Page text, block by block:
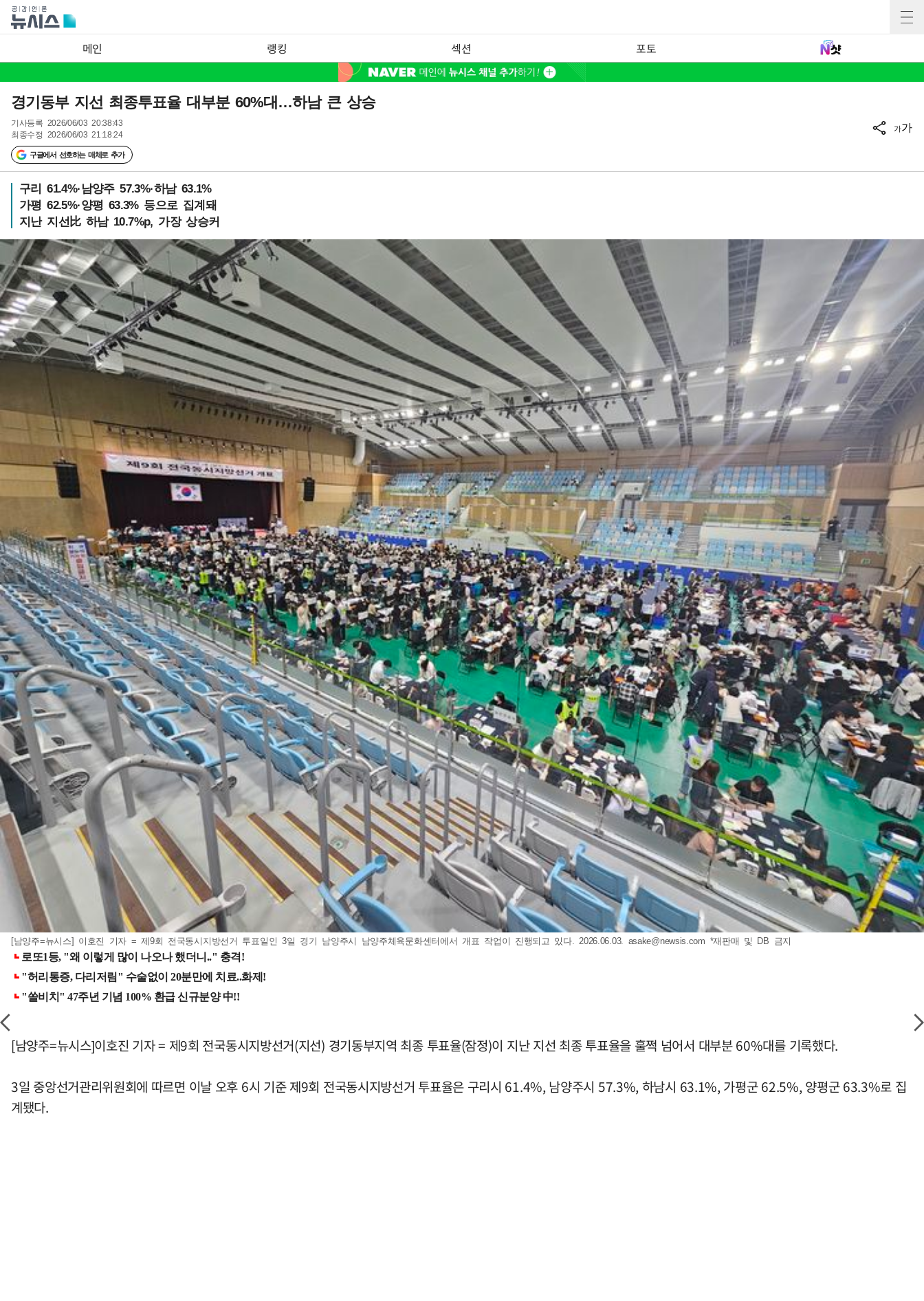
메인 랭킹 섹션 포토
경기동부 지선 최종투표율 대부분 60%대…하남 큰 상승
기사등록 2026/06/03 20:38:43
최종수정 2026/06/03 21:18:24
구글에서 선호하는 매체로 추가
가가
구리 61.4%·남양주 57.3%·하남 63.1%
가평 62.5%·양평 63.3% 등으로 집계돼
지난 지선比 하남 10.7%p, 가장 상승커
[남양주=뉴시스] 이호진 기자 = 제9회 전국동시지방선거 투표일인 3일 경기 남양주시 남양주체육문화센터에서 개표 작업이 진행되고 있다. 2026.06.03. asake@newsis.com *재판매 및 DB 금지
[남양주=뉴시스]이호진 기자 = 제9회 전국동시지방선거(지선) 경기동부지역 최종 투표율(잠정)이 지난 지선 최종 투표율을 훌쩍 넘어서 대부분 60%대를 기록했다.
3일 중앙선거관리위원회에 따르면 이날 오후 6시 기준 제9회 전국동시지방선거 투표율은 구리시 61.4%, 남양주시 57.3%, 하남시 63.1%, 가평군 62.5%, 양평군 63.3%로 집
계됐다.